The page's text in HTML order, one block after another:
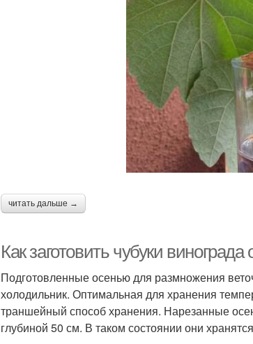
читать дальше →
Как заготовить чубуки
Подготовленные осенью для размножения
холодильник. Оптимальная для хранения
траншейный способ хранения. Нарезанные
глубиной 50 см. В таком состоянии они